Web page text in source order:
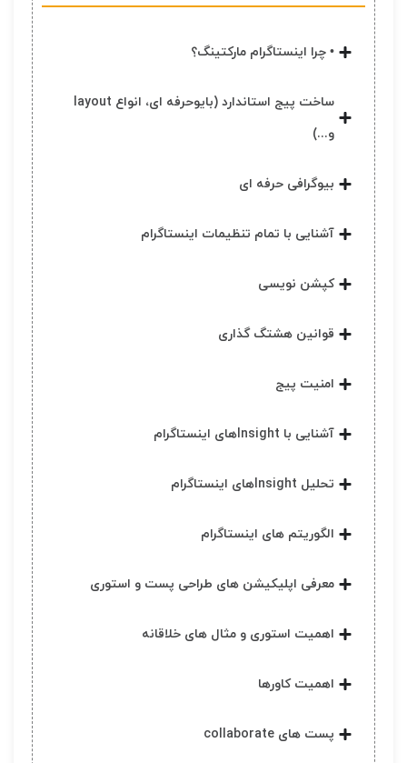
• چرا اینستاگرام مارکتینگ؟
ساخت پیج استاندارد (بایوحرفه ای، انواع layout
و...)
بیوگرافی حرفه ای
آشنایی با تمام تنظیمات اینستاگرام
کپشن نویسی
قوانین هشتگ گذاری
امنیت پیج
آشنایی با Insightهای اینستاگرام
تحلیل Insightهای اینستاگرام
الگوریتم های اینستاگرام
معرفی اپلیکیشن های طراحی پست و استوری
اهمیت استوری و مثال های خلاقانه
اهمیت کاورها
پست های collaborate